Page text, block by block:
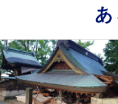
関東 練習 【会員限定のお